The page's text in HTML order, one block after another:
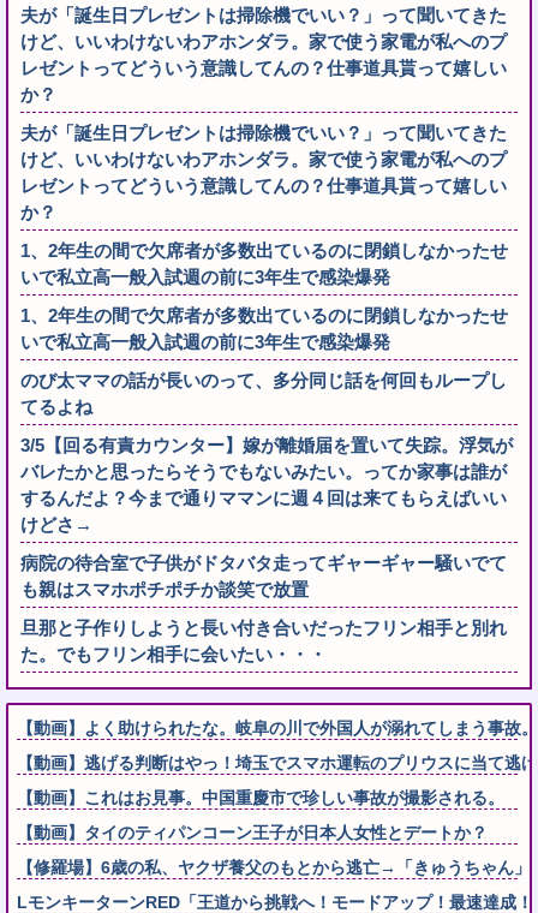
夫が「誕生日プレゼントは掃除機でいい？」って聞いてきた
けど、いいわけないわアホンダラ。家で使う家電が私へのプ
レゼントってどういう意識してんの？仕事道具貰って嬉しい
か？
夫が「誕生日プレゼントは掃除機でいい？」って聞いてきた
けど、いいわけないわアホンダラ。家で使う家電が私へのプ
レゼントってどういう意識してんの？仕事道具貰って嬉しい
か？
1、2年生の間で欠席者が多数出ているのに閉鎖しなかったせ
いで私立高一般入試週の前に3年生で感染爆発
1、2年生の間で欠席者が多数出ているのに閉鎖しなかったせ
いで私立高一般入試週の前に3年生で感染爆発
のび太ママの話が長いのって、多分同じ話を何回もループし
てるよね
3/5【回る有責カウンター】嫁が離婚届を置いて失踪。浮気が
バレたかと思ったらそうでもないみたい。ってか家事は誰が
するんだよ？今まで通りママンに週４回は来てもらえばいい
けどさ→
病院の待合室で子供がドタバタ走ってギャーギャー騒いでて
も親はスマホポチポチか談笑で放置
旦那と子作りしようと長い付き合いだったフリン相手と別れ
た。でもフリン相手に会いたい・・・
【動画】よく助けられたな。岐阜の川で外国人が溺れてしまう事故。
【動画】逃げる判断はやっ！埼玉でスマホ運転のプリウスに当て逃
【動画】これはお見事。中国重慶市で珍しい事故が撮影される。
【動画】タイのティパンコーン王子が日本人女性とデートか？
【修羅場】6歳の私、ヤクザ養父のもとから逃亡→「きゅうちゃん
LモンキーターンRED「王道から挑戦へ！モードアップ！最速達成